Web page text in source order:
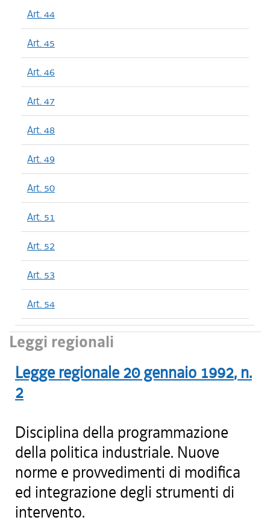
Art. 44
Art. 45
Art. 46
Art. 47
Art. 48
Art. 49
Art. 50
Art. 51
Art. 52
Art. 53
Art. 54
Leggi regionali
Legge regionale 20 gennaio 1992, n.
2
Disciplina della programmazione
della politica industriale. Nuove
norme e provvedimenti di modifica
ed integrazione degli strumenti di
intervento.